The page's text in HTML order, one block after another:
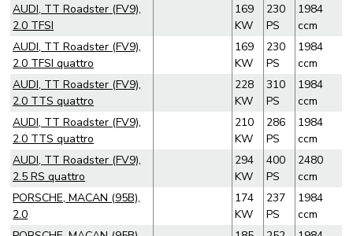
AUDI, TT Roadster (FV9),
2.0 TFSI
169
KW
230
PS
1984
ccm
AUDI, TT Roadster (FV9),
2.0 TFSI quattro
169
KW
230
PS
1984
ccm
AUDI, TT Roadster (FV9),
2.0 TTS quattro
228
KW
310
PS
1984
ccm
AUDI, TT Roadster (FV9),
2.0 TTS quattro
210
KW
286
PS
1984
ccm
AUDI, TT Roadster (FV9),
2.5 RS quattro
294
KW
400
PS
2480
ccm
PORSCHE, MACAN (95B),
2.0
174
KW
237
PS
1984
ccm